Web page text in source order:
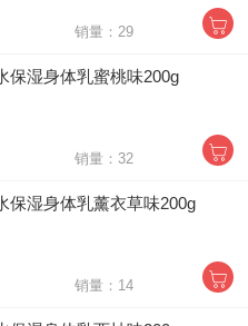
销量：29
保湿身体乳蜜桃味200g
销量：32
保湿身体乳薰衣草味200g
销量：14